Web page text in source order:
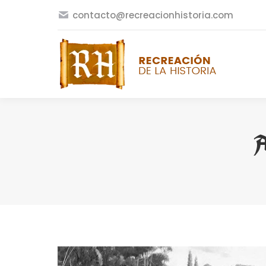
contacto@recreacionhistoria.com